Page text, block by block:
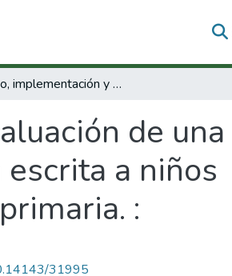
Diseño, implementación y evaluación de una propuesta para la enseñanza dela lengua escrita a niños sordos en los tres primeros grados de la primaria. :
de una
a niños
:
31995